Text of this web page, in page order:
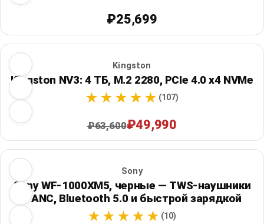
₽25,699
Kingston
Kingston NV3: 4 ТБ, M.2 2280, PCIe 4.0 x4 NVMe
(107)
₽63,600₽49,990
Sony
Sony WF-1000XM5, черные — TWS-наушники
с ANC, Bluetooth 5.0 и быстрой зарядкой
(10)